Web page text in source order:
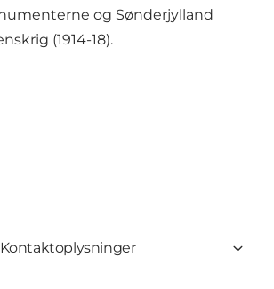
og Sønderjylland
(1914-18).
Kontaktoplysninger